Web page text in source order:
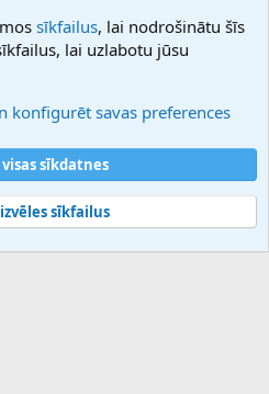
2010-2025 XenForo Ltd.
sīkfailus, lai nodrošinātu šīs
lai uzlabotu jūsu
konfigurēt savas preferences
sīkdatnes
sīkfailus